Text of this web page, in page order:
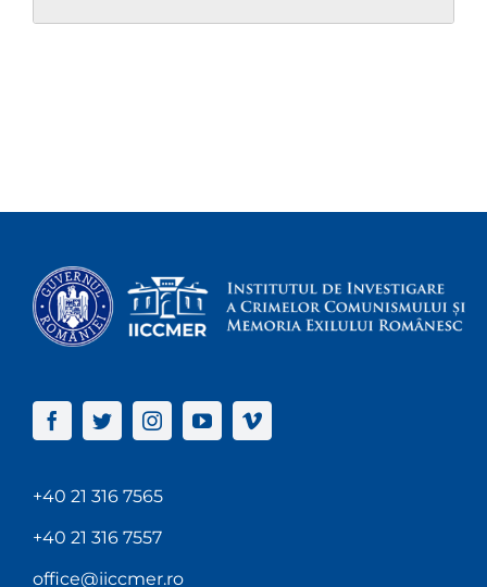
+40 21 316 7565
+40 21 316 7557
office@iiccmer.ro